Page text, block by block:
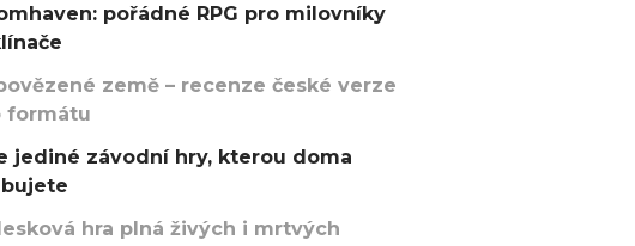
pořádné RPG pro milovníky
země – recenze české verze
formátu
jediné závodní hry, kterou doma
hra plná živých i mrtvých